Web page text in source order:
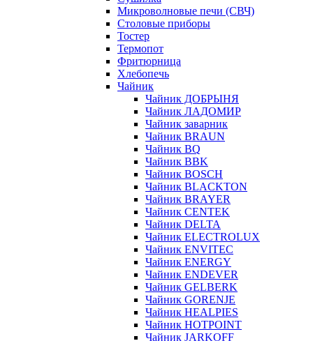
Микроволновые печи (СВЧ)
Столовые приборы
Тостер
Термопот
Фритюрница
Хлебопечь
Чайник
Чайник ДОБРЫНЯ
Чайник ЛАДОМИР
Чайник заварник
Чайник BRAUN
Чайник BQ
Чайник BBK
Чайник BOSCH
Чайник BLACKTON
Чайник BRAYER
Чайник CENTEK
Чайник DELTA
Чайник ELECTROLUX
Чайник ENVITEC
Чайник ENERGY
Чайник ENDEVER
Чайник GELBERK
Чайник GORENJE
Чайник HEALPIES
Чайник HOTPOINT
Чайник JARKOFF